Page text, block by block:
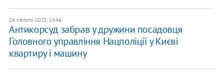
24 лютого 2025, 14:46
Антикорсуд забрав у дружини посадовця
Головного управління Нацполіції у Києві
квартиру і машину